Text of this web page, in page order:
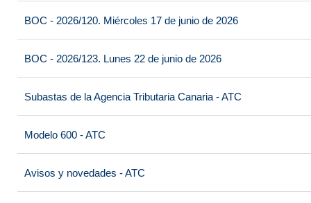
BOC - 2026/120. Miércoles 17 de junio de 2026
BOC - 2026/123. Lunes 22 de junio de 2026
Subastas de la Agencia Tributaria Canaria - ATC
Modelo 600 - ATC
Avisos y novedades - ATC